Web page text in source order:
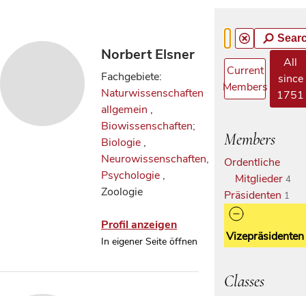
Norbert Elsner
Fachgebiete:
Naturwissenschaften
allgemein ,
Biowissenschaften;
Biologie ,
Neurowissenschaften,
Psychologie ,
Zoologie
Profil anzeigen
In eigener Seite öffnen
Current
Members
All
since
1751
Members
Ordentliche
Mitglieder 4
Präsidenten 1
Vizepräsidenten
Classes